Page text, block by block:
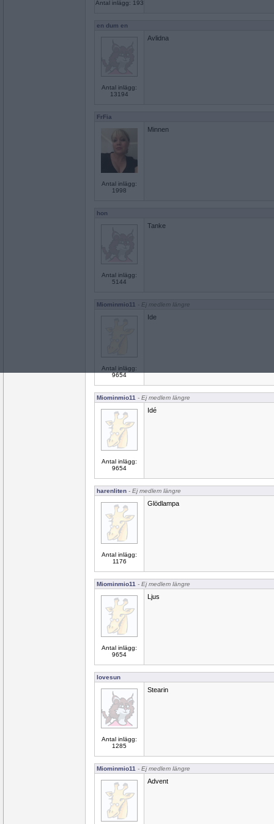
Antal inlägg: 193
en dum en
Antal inlägg:
13194
Avlidna
FrFia
Antal inlägg:
1998
Minnen
hon
Antal inlägg:
5144
Tanke
Miominmio11 - Ej medlem längre
Antal inlägg:
9654
Ide
Miominmio11 - Ej medlem längre
Antal inlägg:
9654
Idé
harenliten - Ej medlem längre
Antal inlägg:
1176
Glödlampa
Miominmio11 - Ej medlem längre
Antal inlägg:
9654
Ljus
lovesun
Antal inlägg:
1285
Stearin
Miominmio11 - Ej medlem längre
Advent